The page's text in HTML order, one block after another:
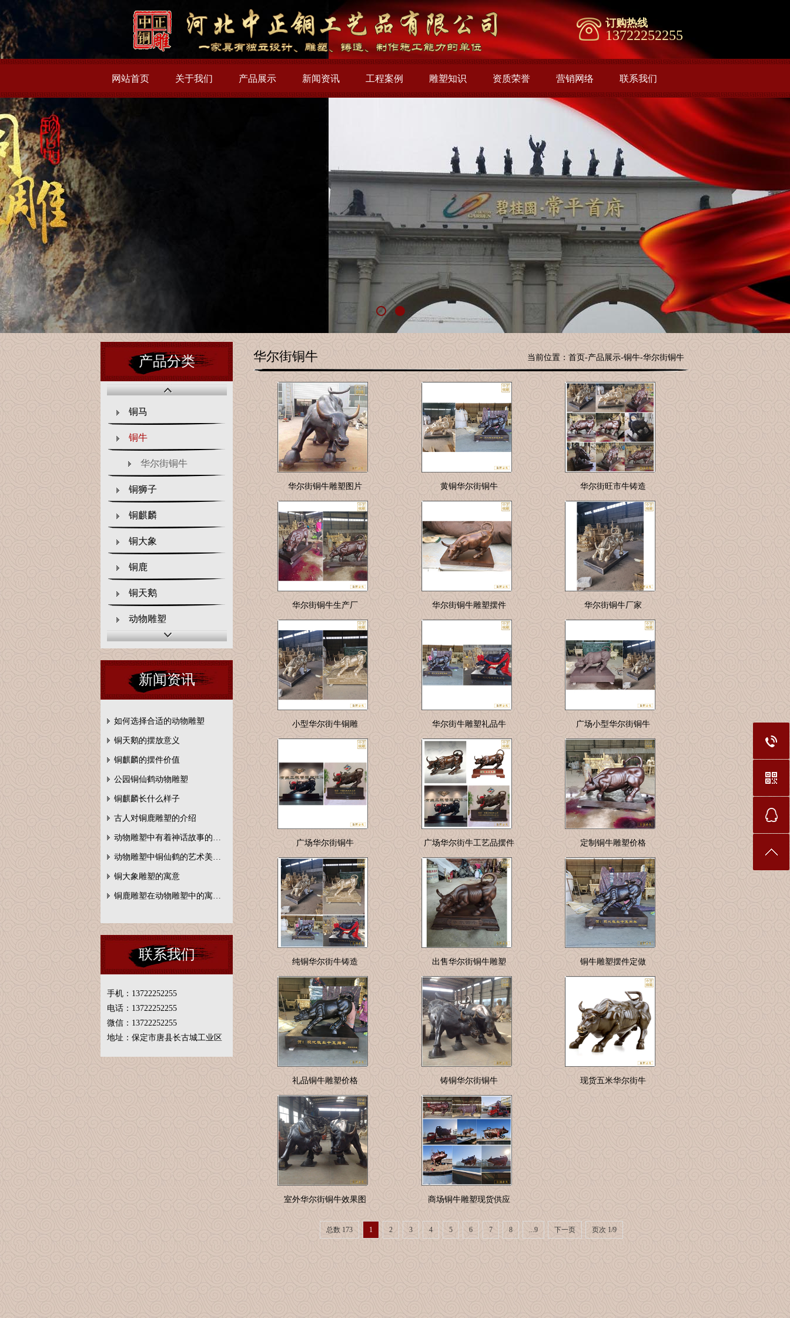
订购热线
13722252255
网站首页 关于我们 产品展示 新闻资讯 工程案例 雕塑知识 资质荣誉 营销网络 联系我们
产品分类
铜马
铜牛
华尔街铜牛
铜狮子
铜麒麟
铜大象
铜鹿
铜天鹅
动物雕塑
新闻资讯
如何选择合适的动物雕塑
铜天鹅的摆放意义
铜麒麟的摆件价值
公园铜仙鹤动物雕塑
铜麒麟长什么样子
古人对铜鹿雕塑的介绍
动物雕塑中有着神话故事的…
动物雕塑中铜仙鹤的艺术美…
铜大象雕塑的寓意
铜鹿雕塑在动物雕塑中的寓…
联系我们
手机：13722252255
电话：13722252255
微信：13722252255
地址：保定市唐县长古城工业区
华尔街铜牛 当前位置： 首页-产品展示-铜牛-华尔街铜牛
华尔街铜牛雕塑图片 黄铜华尔街铜牛 华尔街旺市牛铸造
华尔街铜牛生产厂 华尔街铜牛雕塑摆件 华尔街铜牛厂家
小型华尔街牛铜雕 华尔街牛雕塑礼品牛 广场小型华尔街铜牛
广场华尔街铜牛 广场华尔街牛工艺品摆件 定制铜牛雕塑价格
纯铜华尔街牛铸造 出售华尔街铜牛雕塑 铜牛雕塑摆件定做
礼品铜牛雕塑价格 铸铜华尔街铜牛 现货五米华尔街牛
室外华尔街铜牛效果图 商场铜牛雕塑现货供应
总数 173 1 2 3 4 5 6 7 8 ...9 下一页 页次 1/9